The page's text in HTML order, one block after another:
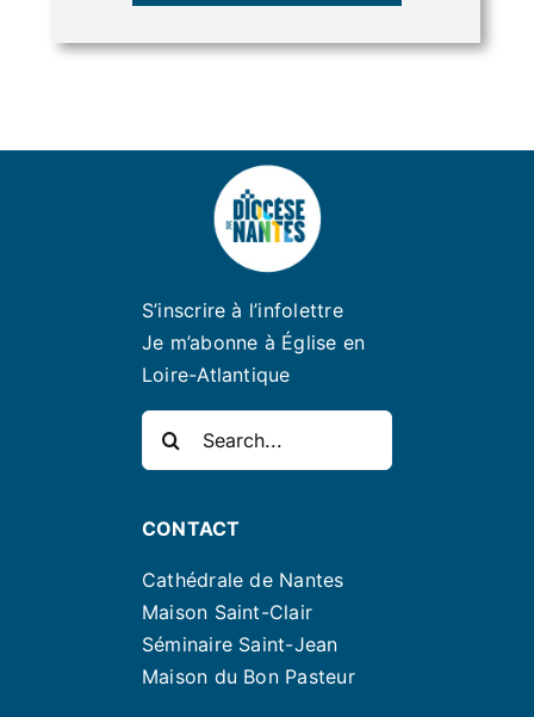
S’inscrire à l’infolettre
Je m’abonne à Église en
Loire-Atlantique
CONTACT
Cathédrale de Nantes
Maison Saint-Clair
Séminaire Saint-Jean
Maison du Bon Pasteur